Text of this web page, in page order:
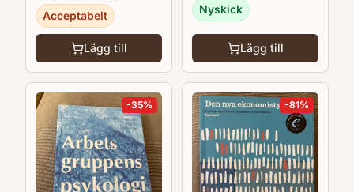
Acceptabelt
Lägg till
Nyskick
Lägg till
-35% -81%